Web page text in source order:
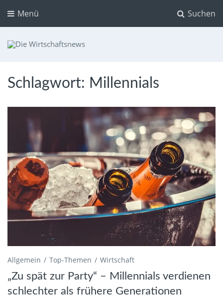
Suchen
Menü
Schlagwort: Millennials
Allgemein Top-Themen Wirtschaft
„Zu spät zur Party“ – Millennials verdienen
schlechter als frühere Generationen